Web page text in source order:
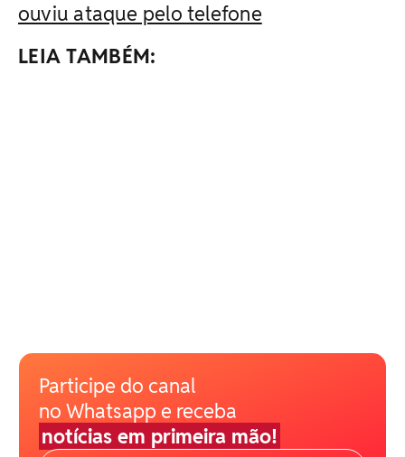
ouviu ataque pelo telefone
LEIA TAMBÉM:
Participe do canal
no Whatsapp e receba
notícias em primeira mão!